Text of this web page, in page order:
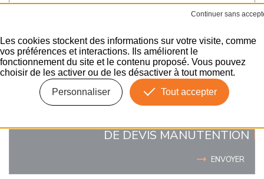
DEMANDEDE DEVIS
ENVOYER
DE DEVIS MANUTENTION
ENVOYER
Les cookies stockent des informations sur votre visite, comme
vos préférences et interactions. Ils améliorent le
fonctionnement du site et le contenu proposé. Vous pouvez
choisir de les activer ou de les désactiver à tout moment.
Tout accepter
Personnaliser